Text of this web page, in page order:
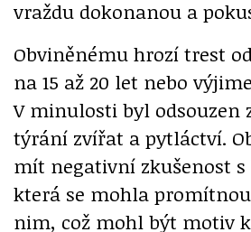
vraždu dokonanou a
Obviněnému hrozí trest
na 15 až 20 let nebo
V minulosti byl odsouzen
týrání zvířat a pytláctví.
mít negativní zkušenost s
která se mohla
nim, což mohl být motiv